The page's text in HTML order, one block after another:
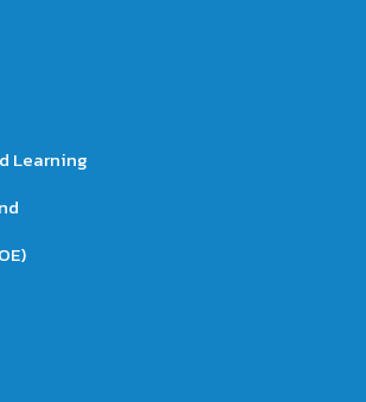
Learning